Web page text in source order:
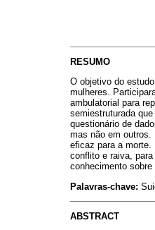
RESUMO
O objetivo do
mulheres.
ambulatorial para
semiestruturada
questionário de
mas não em outros.
eficaz para a morte.
conflito e raiva,
conhecimento
Palavras-chave:
ABSTRACT